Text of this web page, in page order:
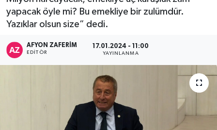
yapacak öyle mi? Bu emekliye bir zulümdür.
Yazıklar olsun size” dedi.
AFYON ZAFERİM
EDITÖR
17.01.2024 - 11:00
YAYINLANMA